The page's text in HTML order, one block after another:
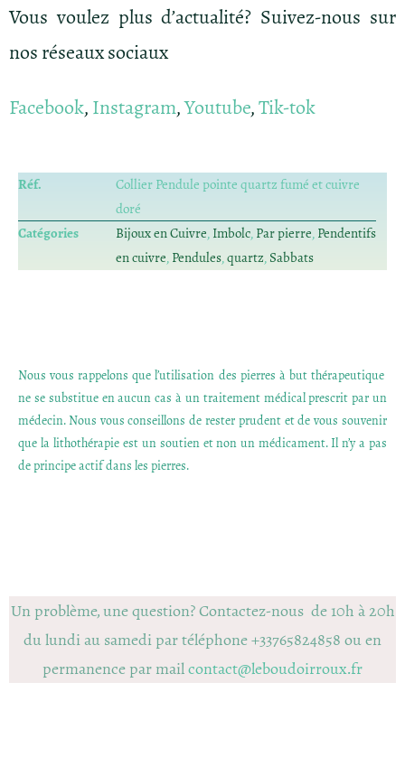
Vous voulez plus d’actualité? Suivez-nous sur
nos réseaux sociaux
Facebook,Instagram,Youtube,Tik-tok
Réf.
Collier Pendule pointe quartz fumé et cuivre
doré
Catégories
Bijoux en Cuivre,Imbolc,Par pierre,Pendentifs
en cuivre,Pendules,quartz,Sabbats
Nous vous rappelons que l’utilisation des pierres à but thérapeutique
ne se substitue en aucun cas à un traitement médical prescrit par un
médecin. Nous vous conseillons de rester prudent et de vous souvenir
que la lithothérapie est un soutien et non un médicament. Il n’y a pas
de principe actif dans les pierres.
Un problème, une question? Contactez-nous de 10h à 20h
du lundi au samedi par téléphone +33765824858 ou en
permanence par mailcontact@leboudoirroux.fr